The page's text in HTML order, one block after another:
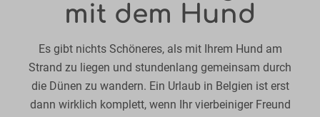
mit dem Hund
Es gibt nichts Schöneres, als mit Ihrem Hund am
Strand zu liegen und stundenlang gemeinsam durch
die Dünen zu wandern. Ein Urlaub in Belgien ist erst
dann wirklich komplett, wenn Ihr vierbeiniger Freund